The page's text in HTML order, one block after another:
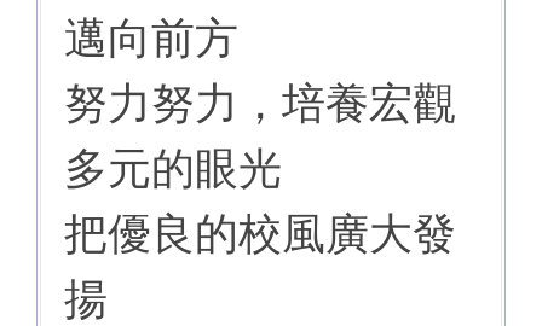
邁向前方
努力努力，培養宏觀
多元的眼光
把優良的校風廣大發
揚